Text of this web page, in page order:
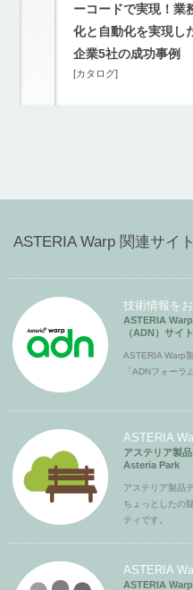
ーコードで実現！業
化と自動化を実現し
企業5社の成功事例
[カタログ]
ASTERIA Warp 関連サイ
技術情報を
ASTERIA
（ADN）サイト
ASTERIA Warp
「ADNフォーラ
ASTERIA
アステリア製
Asteria Park
アステリア製品
ちょっとしたの
ティです。
ASTERIA
ASTERIA